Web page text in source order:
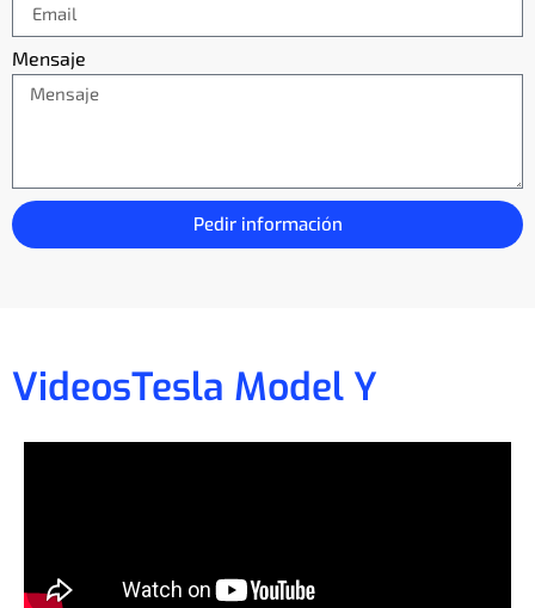
Mensaje
Pedir información
VideosTesla Model Y